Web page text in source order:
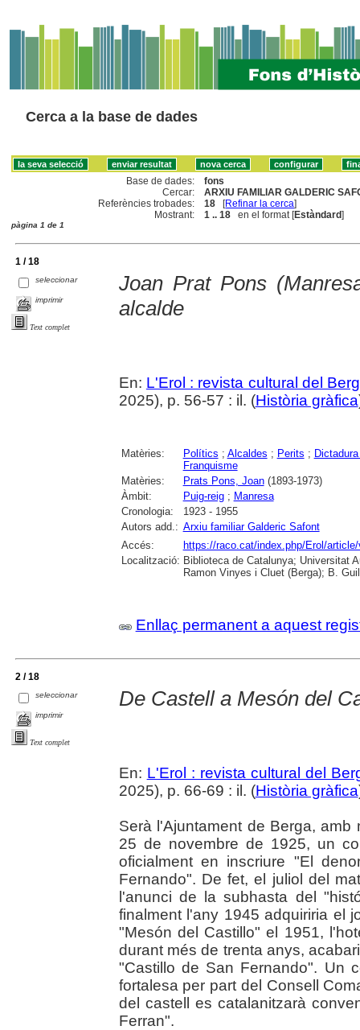
Cerca a la base de dades
Base de dades:
fons
Cercar:
ARXIU FAMILIAR GALDERIC
Referències trobades:
18 [Refinar la cerca]
Mostrant:
1 .. 18 en el format [Estàndard]
pàgina 1 de 1
1 / 18
seleccionar
imprimir
Text complet
Joan Prat Pons
alcalde
En: L'Erol : revista cultural del
2025), p. 56-57 : il. (Història gràfica
Matèries: Polítics ; Alcaldes ; Perits ;
Franquisme
Matèries:
Prats Pons, Joan(1893-1973)
Àmbit:
Puig-reig; Manresa
Cronologia:
1923 - 1955
Autors add.: Arxiu familiar Galderic Safont
Accés:
https://raco.cat/index.php/Erol/
Localització: Biblioteca de Catalunya; Universitat
Ramon Vinyes i Cluet (Berga); B.
Enllaç permanent a aquest
2 / 18
seleccionar
imprimir
Text complet
De Castell a Mesón del
En: L'Erol : revista cultural del
2025), p. 66-69 : il. (Història gràfica
Serà l'Ajuntament de Berga,
25 de novembre de 1925, un
oficialment en inscriure "El
Fernando". De fet, el juliol del
l'anunci de la subhasta del
finalment l'any 1945 adquiriria el
"Mesón del Castillo" el 1951,
durant més de trenta anys,
"Castillo de San Fernando". Un
fortalesa per part del Consell
del castell es catalanitzarà
Ferran".